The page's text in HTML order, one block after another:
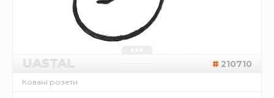
UASTAL 210710
Ковані розети